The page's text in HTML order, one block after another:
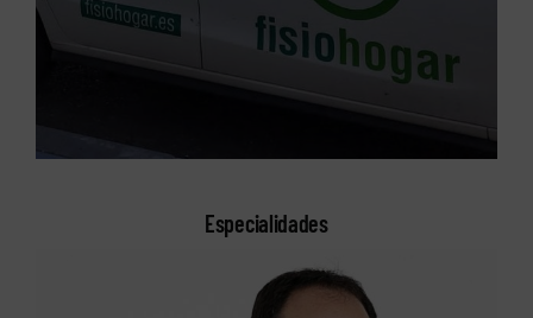
Especialidades